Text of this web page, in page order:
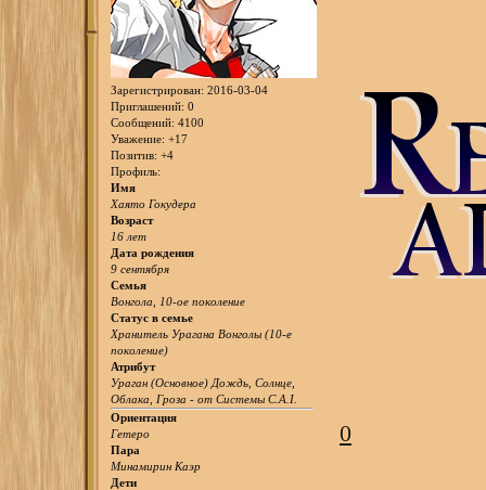
Зарегистрирован: 2016-03-04
Приглашений: 0
Сообщений: 4100
Уважение: +17
Позитив: +4
Профиль:
Имя
Хаято Гокудера
Возраст
16 лет
Дата рождения
9 сентября
Семья
Вонгола, 10-ое поколение
Статус в семье
Хранитель Урагана Вонголы (10-е
поколение)
Атрибут
Ураган (Основное) Дождь, Солнце,
Облака, Гроза - от Системы C.A.I.
Ориентация
Гетеро
Пара
Минамирин Каэр
Дети
0